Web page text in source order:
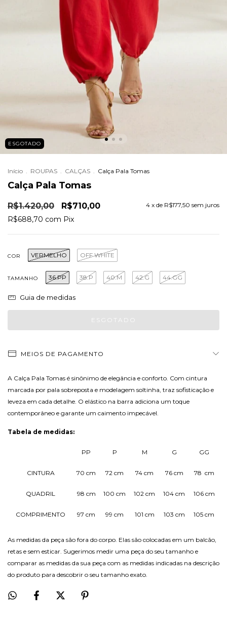
ESGOTADO
Início . ROUPAS . CALÇAS . Calça Pala Tomas
Calça Pala Tomas
R$1.420,00 R$710,00 4 x de R$177,50 sem juros
R$688,70 com Pix
COR VERMELHO OFF WHITE
TAMANHO 36.PP 38.P 40.M 42.G 44.GG
Guia de medidas
MEIOS DE PAGAMENTO
A Calça Pala Tomas é sinônimo de elegância e conforto. Com cintura
marcada por pala sobreposta e modelagem soltinha, traz sofisticação e
leveza em cada detalhe. O elástico na barra adiciona um toque
contemporâneo e garante um caimento impecável.
Tabela de medidas:
PP P M G GG
CINTURA 70 cm 72 cm 74 cm 76 cm 78 cm
QUADRIL 98 cm 100 cm 102 cm 104 cm 106 cm
COMPRIMENTO 97 cm 99 cm 101 cm 103 cm 105 cm
As medidas da peça são fora do corpo. Elas são colocadas em um balcão,
retas e sem esticar. Sugerimos medir uma peça do seu tamanho e
comparar as medidas da sua peça com as medidas indicadas na descrição
do produto para descobrir o seu tamanho exato.